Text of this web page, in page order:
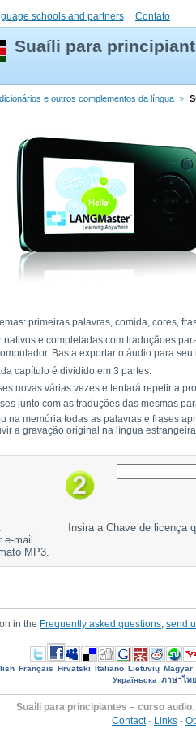
schools and partners Contato
Suaíli para
e outros complementos da língua
primeiras palavras, comida, cores,
e completadas com traduçãoes
Basta exportar o áudio para
capítulo é dividido em 3 partes:
novas várias vezes e tentará repetir a
junto com as traduções das mesmas
na memória todas as palavras e frases
a gravação original na língua
.
e-mail.
MP3.
Insira a Chave de licença
in the Frequently asked questions send
Français Hrvatski Italiano Lietuvių Magyar
Україньска ภาษาไทย
Suaíli para principiantes – curso audio
Contact- Links -